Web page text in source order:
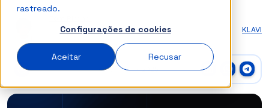
rastreado.
Configurações de cookies
Aceitar Recusar
Analista de
KLAVI
5 min 1 de dezembro de2025